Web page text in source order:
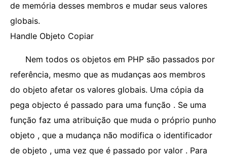
de memória desses membros e mudar seus valores
globais.
Handle Objeto Copiar
Nem todos os objetos em PHP são passados por
referência, mesmo que as mudanças aos membros
do objeto afetar os valores globais. Uma cópia da
pega objecto é passado para uma função . Se uma
função faz uma atribuição que muda o próprio punho
objeto , que a mudança não modifica o identificador
de objeto , uma vez que é passado por valor . Para